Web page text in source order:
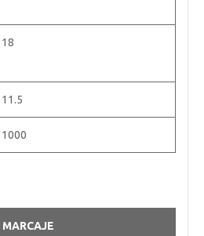
18
11.5
1000
MARCAJE